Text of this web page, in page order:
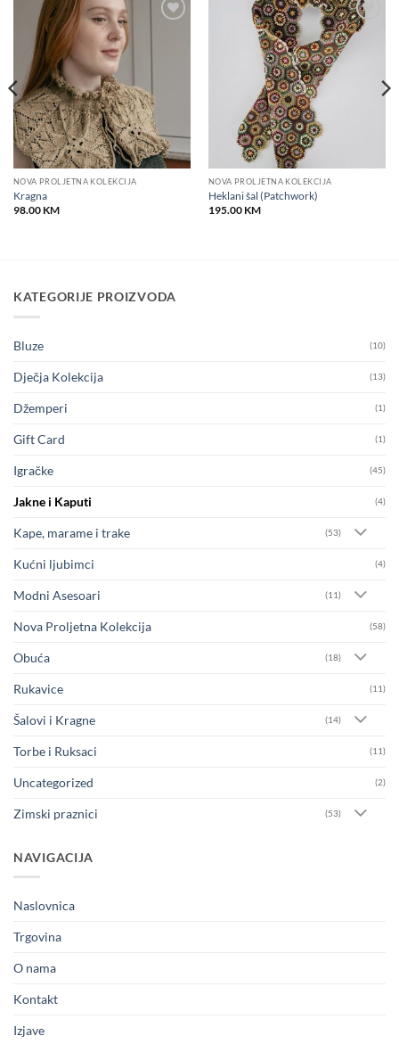
NOVA PROLJETNA KOLEKCIJA
Kragna
98.00 KM
Add to
wishlist
NOVA PROLJETNA KOLEKCIJA
Heklani šal (Patchwork)
195.00 KM
KATEGORIJE PROIZVODA
Bluze (10)
Dječja Kolekcija (13)
Džemperi (1)
Gift Card (1)
Igračke (45)
Jakne i Kaputi (4)
Kape, marame i trake (53)
Kućni ljubimci (4)
Modni Asesoari (11)
Nova Proljetna Kolekcija (58)
Obuća (18)
Rukavice (11)
Šalovi i Kragne (14)
Torbe i Ruksaci (11)
Uncategorized (2)
Zimski praznici (53)
NAVIGACIJA
Naslovnica
Trgovina
O nama
Kontakt
Izjave